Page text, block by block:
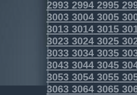
299329942995
300330043005
301330143015
302330243025
303330343035
304330443045
305330543055
306330643065